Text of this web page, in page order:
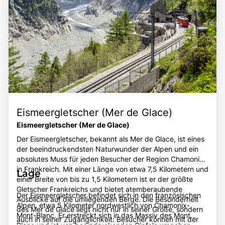
Eismeergletscher (Mer de Glace)
Eismeergletscher (Mer de Glace)
Der Eismeergletscher, bekannt als Mer de Glace, ist eines
der beeindruckendsten Naturwunder der Alpen und ein
absolutes Muss für jeden Besucher der Region Chamonix
in Frankreich. Mit einer Länge von etwa 7,5 Kilometern und
einer Breite von bis zu 1,5 Kilometern ist er der größte
Gletscher Frankreichs und bietet atemberaubende
Ausblicke auf die umliegenden Berge. Die Besonderheit
des Mer de Glace liegt nicht nur in seiner Größe, sondern
auch in seiner Zugänglichkeit: Besucher können mit der
Lage
Der Eismeergletscher befindet sich in den französischen
Alpen, etwa 5 Kilometer nordwestlich von Chamonix-
Mont-Blanc. Er erstreckt sich in das Massiv des Mont